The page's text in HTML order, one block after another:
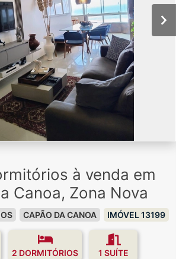
à venda em
Canoa, Zona Nova
CAPÃO DA CANOA IMÓVEL 13199
2 DORMITÓRIOS 1 SUÍTE